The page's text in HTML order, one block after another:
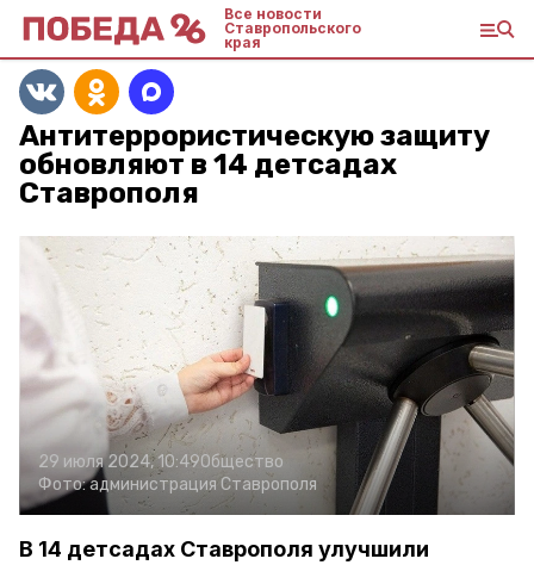
Все новости
Ставропольского
края
Антитеррористическую защиту
обновляют в 14 детсадах
Ставрополя
29 июля 2024, 10:49Общество
Фото:администрация Ставрополя
В 14 детсадах Ставрополя улучшили